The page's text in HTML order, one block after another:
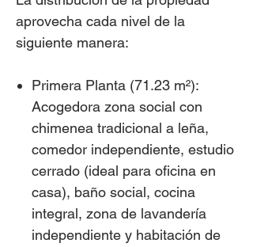
aprovecha cada nivel de la
siguiente manera:
Primera Planta (71.23 m²):
Acogedora zona social con
chimenea tradicional a leña,
comedor independiente, estudio
cerrado (ideal para oficina en
casa), baño social, cocina
integral, zona de lavandería
independiente y habitación de